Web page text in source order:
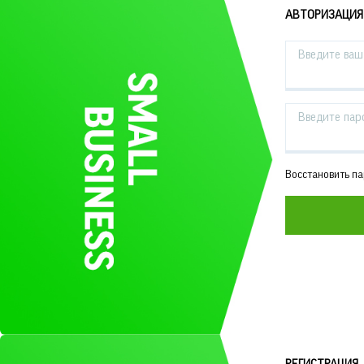
АВТОРИЗАЦИЯ
Введите
Введите
Восстановить